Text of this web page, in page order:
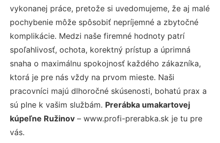
vykonanej práce, pretože si uvedomujeme, že aj malé
pochybenie môže spôsobiť nepríjemné a zbytočné
komplikácie. Medzi naše firemné hodnoty patrí
spoľahlivosť, ochota, korektný prístup a úprimná
snaha o maximálnu spokojnosť každého zákazníka,
ktorá je pre nás vždy na prvom mieste. Naši
pracovníci majú dlhoročné skúsenosti, bohatú prax a
sú plne k vašim službám. Prerábka umakartovej
kúpeľne Ružinov – www.profi-prerabka.sk je tu pre
vás.